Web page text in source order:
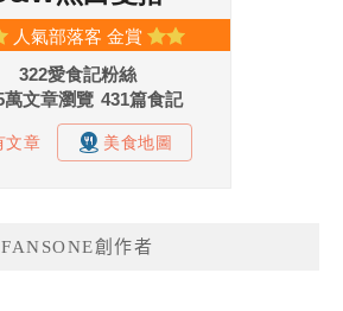
FANSONE創作者